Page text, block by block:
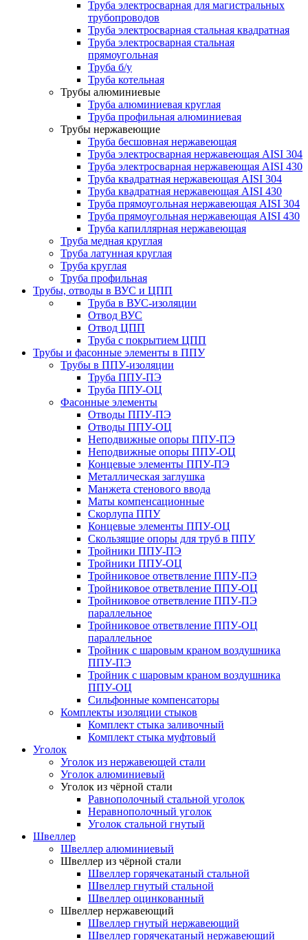
Труба электросварная для магистральных
трубопроводов
Труба электросварная стальная квадратная
Труба электросварная стальная
прямоугольная
Труба б/у
Труба котельная
Трубы алюминиевые
Труба алюминиевая круглая
Труба профильная алюминиевая
Трубы нержавеющие
Труба бесшовная нержавеющая
Труба электросварная нержавеющая AISI 304
Труба электросварная нержавеющая AISI 430
Труба квадратная нержавеющая AISI 304
Труба квадратная нержавеющая AISI 430
Труба прямоугольная нержавеющая AISI 304
Труба прямоугольная нержавеющая AISI 430
Труба капиллярная нержавеющая
Труба медная круглая
Труба латунная круглая
Труба круглая
Труба профильная
Трубы, отводы в ВУС и ЦПП
Труба в ВУС-изоляции
Отвод ВУС
Отвод ЦПП
Труба с покрытием ЦПП
Трубы и фасонные элементы в ППУ
Трубы в ППУ-изоляции
Труба ППУ-ПЭ
Труба ППУ-ОЦ
Фасонные элементы
Отводы ППУ-ПЭ
Отводы ППУ-ОЦ
Неподвижные опоры ППУ-ПЭ
Неподвижные опоры ППУ-ОЦ
Концевые элементы ППУ-ПЭ
Металлическая заглушка
Манжета стенового ввода
Маты компенсационные
Скорлупа ППУ
Концевые элементы ППУ-ОЦ
Скользящие опоры для труб в ППУ
Тройники ППУ-ПЭ
Тройники ППУ-ОЦ
Тройниковое ответвление ППУ-ПЭ
Тройниковое ответвление ППУ-ОЦ
Тройниковое ответвление ППУ-ПЭ
параллельное
Тройниковое ответвление ППУ-ОЦ
параллельное
Тройник с шаровым краном воздушника
ППУ-ПЭ
Тройник с шаровым краном воздушника
ППУ-ОЦ
Сильфонные компенсаторы
Комплекты изоляции стыков
Комплект стыка заливочный
Комплект стыка муфтовый
Уголок
Уголок из нержавеющей стали
Уголок алюминиевый
Уголок из чёрной стали
Равнополочный стальной уголок
Неравнополочный уголок
Уголок стальной гнутый
Швеллер
Швеллер алюминиевый
Швеллер из чёрной стали
Швеллер горячекатаный стальной
Швеллер гнутый стальной
Швеллер оцинкованный
Швеллер нержавеющий
Швеллер гнутый нержавеющий
Швеллер горячекатаный нержавеющий